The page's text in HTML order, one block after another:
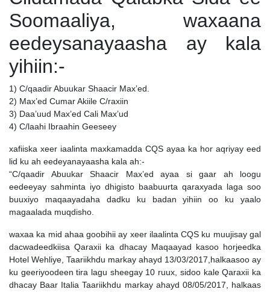
Soomaaliya, waxaana
eedeysanayaasha ay kala
yihiin:-
1) C/qaadir Abuukar Shaacir Max’ed.
2) Max’ed Cumar Akiile C/raxiin
3) Daa’uud Max’ed Cali Max’ud
4) C/laahi Ibraahin Geeseey
xafiiska xeer iaalinta maxkamadda CQS ayaa ka hor aqriyay eed
lid ku ah eedeyanayaasha kala ah:-
“C/qaadir Abuukar Shaacir Max’ed ayaa si gaar ah loogu
eedeeyay sahminta iyo dhigisto baabuurta qaraxyada laga soo
buuxiyo maqaayadaha dadku ku badan yihiin oo ku yaalo
magaalada muqdisho.
waxaa ka mid ahaa goobihii ay xeer ilaalinta CQS ku muujisay gal
dacwadeedkiisa Qaraxii ka dhacay Maqaayad kasoo horjeedka
Hotel Wehliye, Taariikhdu markay ahayd 13/03/2017,halkaasoo ay
ku geeriyoodeen tira lagu sheegay 10 ruux, sidoo kale Qaraxii ka
dhacay Baar Italia Taariikhdu markay ahayd 08/05/2017, halkaas